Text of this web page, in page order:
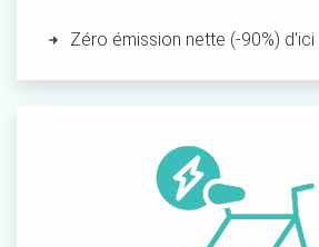
Zéro émission nette (-90%) d'ici